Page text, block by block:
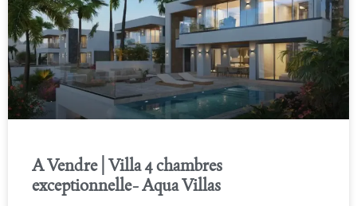
A Vendre | Villa 4 chambres
exceptionnelle- Aqua Villas